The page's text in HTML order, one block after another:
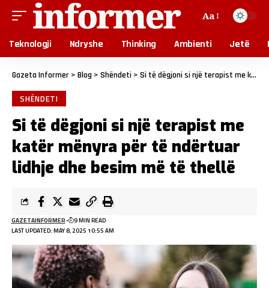
Aa
Teknologji Ndryshe Thinking Ambienti Jetë
Gazeta Informer > Blog > Shëndeti > Si të dëgjoni si një terapist me katër mënyra për të ndërtuar lidhje dhe besim më të thellë
SHËNDETI
Si të dëgjoni si një terapist me
katër mënyra për të ndërtuar
lidhje dhe besim më të thellë
LAST UPDATED: MAY 8, 2025 10:55 AM
GAZETAINFORMER 9 MIN READ